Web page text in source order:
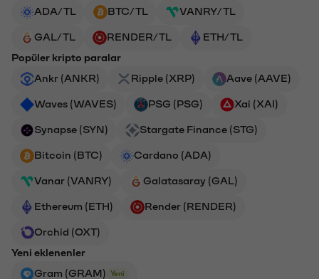
ADA/TL BTC/TL VANRY/TL
GAL/TL RENDER/TL
ETH/TL
Popüler kripto paralar
Ankr (ANKR)
Ripple (XRP) Aave (AAVE)
Waves (WAVES) PSG (PSG) Xai (XAI)
Synapse (SYN) Stargate Finance (STG)
Bitcoin (BTC) Cardano (ADA)
Vanar (VANRY) Galatasaray (GAL)
Ethereum (ETH) Render (RENDER)
Orchid (OXT)
Yeni eklenenler
Gram (GRAM)
Yeni